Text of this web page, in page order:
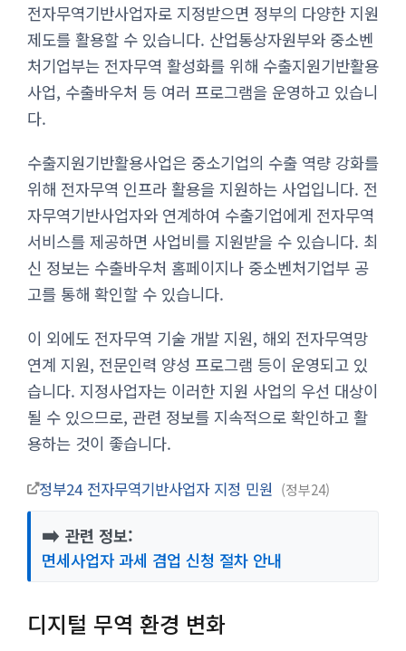
전자무역기반사업자로 지정받으면 정부의 다양한 지원
제도를 활용할 수 있습니다. 산업통상자원부와 중소벤
처기업부는 전자무역 활성화를 위해 수출지원기반활용
사업, 수출바우처 등 여러 프로그램을 운영하고 있습니
다.
수출지원기반활용사업은 중소기업의 수출 역량 강화를
위해 전자무역 인프라 활용을 지원하는 사업입니다. 전
자무역기반사업자와 연계하여 수출기업에게 전자무역
서비스를 제공하면 사업비를 지원받을 수 있습니다. 최
신 정보는 수출바우처 홈페이지나 중소벤처기업부 공
고를 통해 확인할 수 있습니다.
이 외에도 전자무역 기술 개발 지원, 해외 전자무역망
연계 지원, 전문인력 양성 프로그램 등이 운영되고 있
습니다. 지정사업자는 이러한 지원 사업의 우선 대상이
될 수 있으므로, 관련 정보를 지속적으로 확인하고 활
용하는 것이 좋습니다.
정부24 전자무역기반사업자 지정 민원 정부24
➡️ 관련 정보:
면세사업자 과세 겸업 신청 절차 안내
디지털 무역 환경 변화